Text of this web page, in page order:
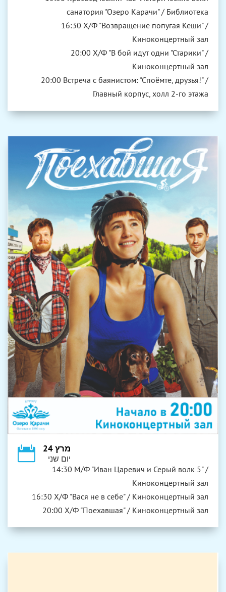
санатория "Озеро Карачи" / Библиотека
16:30 Х/Ф "Возвращение попугая Кеши" /
Киноконцертный зал
20:00 Х/Ф "В бой идут одни "Старики" /
Киноконцертный зал
20:00 Встреча с баянистом: "Споёмте, друзья!" /
Главный корпус, холл 2-го этажа
מרץ 24
יום שני
14:30 М/Ф "Иван Царевич и Серый волк 5" /
Киноконцертный зал
16:30 Х/Ф "Вася не в себе" / Киноконцертный зал
20:00 Х/Ф "Поехавшая" / Киноконцертный зал